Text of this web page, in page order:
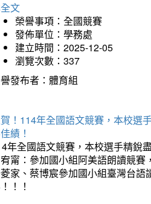
文
榮譽事項：全國競賽
發佈單位：學務處
建立時間：2025-12-05
瀏覽次數：337
發布者：體育組
！114年全國語文競賽，本校選
績！
年全國語文競賽，本校選手精銳
甯：參加國小組阿美語朗讀競
家、蔡博宸參加國小組臺灣台
！！